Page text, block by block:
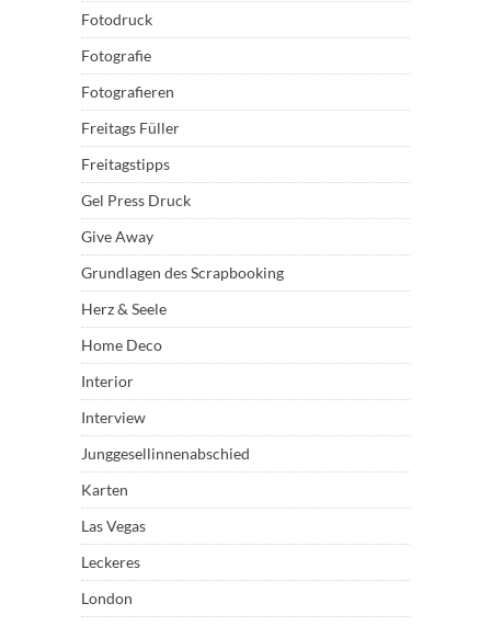
Fotodruck
Fotografie
Fotografieren
Freitags Füller
Freitagstipps
Gel Press Druck
Give Away
Grundlagen des Scrapbooking
Herz & Seele
Home Deco
Interior
Interview
Junggesellinnenabschied
Karten
Las Vegas
Leckeres
London